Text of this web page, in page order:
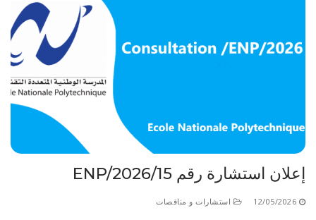
إعلان استشارة رقم 15/ENP/2026
12/05/2026 استشارات و مناقصات